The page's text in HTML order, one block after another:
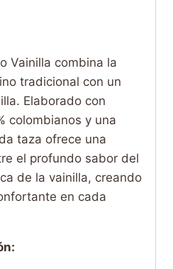
Vainilla combina la
tradicional con un
Elaborado con
colombianos y una
taza ofrece una
el profundo sabor del
de la vainilla, creando
en cada